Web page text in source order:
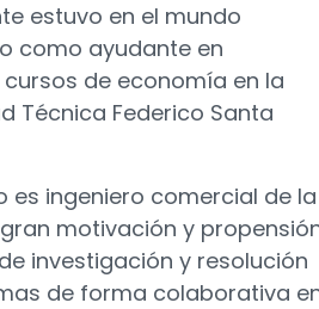
estuvo en el mundo
como ayudante en
de economía en la
Técnica Federico Santa
es ingeniero comercial de la
gran motivación y
investigación y resolución
de forma colaborativa